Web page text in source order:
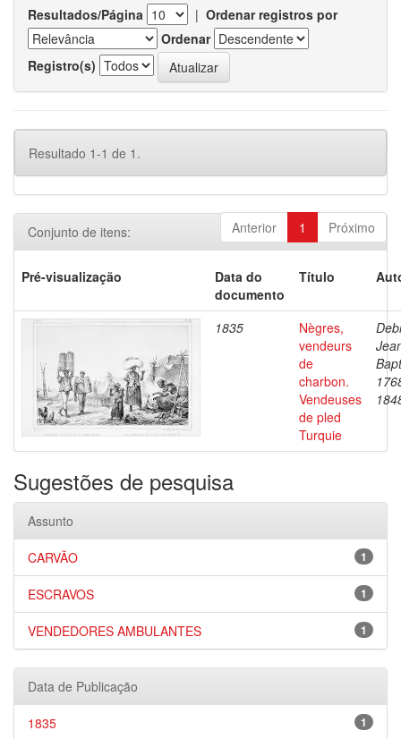
Resultados/Página | Ordenar registros por
Ordenar
Registro(s)
Resultado 1-1 de 1.
Anterior 1 Próximo
Conjunto de itens:
Pré-visualização
Data do
documento
Título
1835
Nègres,
vendeurs
de
charbon.
Vendeuses
de pled
Turquie
Sugestões de pesquisa
Assunto
1
CARVÃO
1
ESCRAVOS
1
VENDEDORES AMBULANTES
Data de Publicação
1
1835